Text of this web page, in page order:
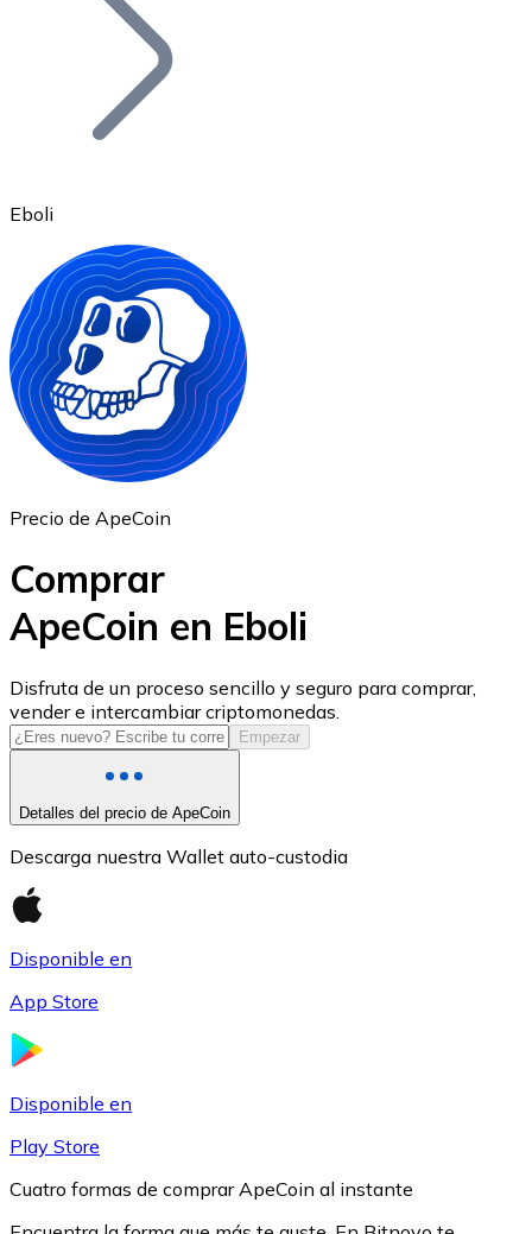
Ethereum
ETH
USD Coin
USDC
Eboli
Precio de ApeCoin
Comprar
ApeCoin en Eboli
Disfruta de un proceso sencillo y seguro para comprar,
vender e intercambiar criptomonedas.
Empezar
Detalles del precio de ApeCoin
Descarga nuestra Wallet auto-custodia
Disponible en
App Store
Disponible en
Play Store
Cuatro formas de comprar ApeCoin al instante